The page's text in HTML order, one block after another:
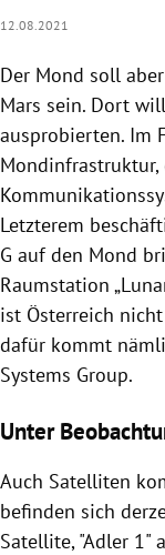
12.08.2021
Der Mond soll
Mars sein. Dort
ausprobierten. Im
Letzterem
G auf den Mond
Raumstation
ist Österreich
dafür kommt
Systems Group.
Unter
Auch Satelliten
befinden sich
Satellite, "Adler 1"